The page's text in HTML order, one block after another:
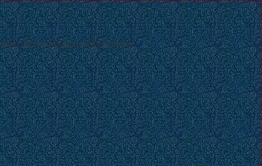
stream: No space left on device